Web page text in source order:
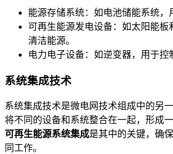
能源存储系统：如电池储能系统，
可再生能源发电设备：如太阳能板
清洁能源。
电力电子设备：如逆变器，用于控
系统集成技术
系统集成技术是微电网技术组成中的另
将不同的设备和系统整合在一起，形成
可再生能源系统集成是其中的关键，确
同工作。